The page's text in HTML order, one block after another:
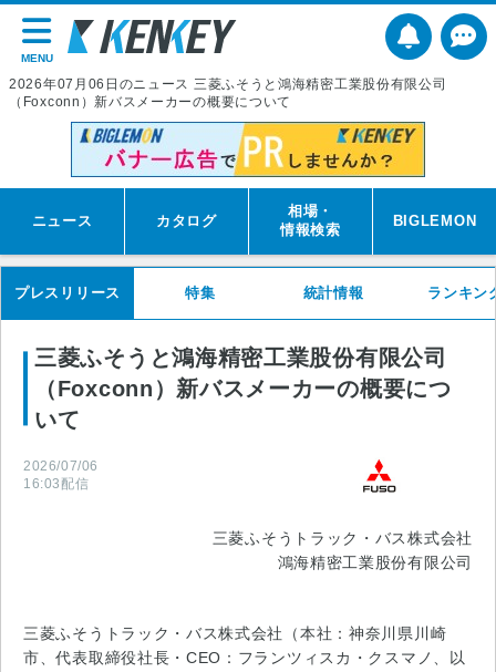
MENU
2026年07月06日のニュース 三菱ふそうと鴻海精密工業股份有限公司
（Foxconn）新バスメーカーの概要について
ニュース カタログ
相場・
情報検索
BIGLEMON
プレスリリース 特集 統計情報 ランキン
三菱ふそうと鴻海精密工業股份有限公司
（Foxconn）新バスメーカーの概要につ
いて
2026/07/06
16:03 配信
三菱ふそうトラック・バス株式会社
鴻海精密工業股份有限公司
三菱ふそうトラック・バス株式会社（本社：神奈川県川崎
市、代表取締役社長・CEO：フランツィスカ・クスマノ、以